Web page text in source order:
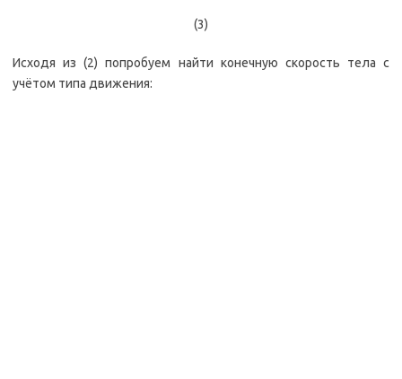
(3)
Исходя из (2) попробуем найти конечную скорость тела с
учётом типа движения: